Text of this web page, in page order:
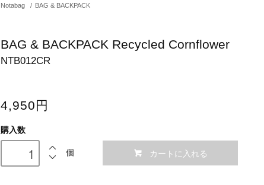
Notabag / BAG & BACKPACK
BAG & BACKPACK Recycled Cornflower
NTB012CR
4,950円
購入数
個 カートに入れる